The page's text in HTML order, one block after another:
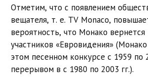
Отметим, что с появлением
вещателя, т. е. TV Monaco,
вероятность, что Монако вернется
участников «Евровидения»
этом песенном конкурсе с 1959 по
перерывом в с 1980 по 2003 гг.).